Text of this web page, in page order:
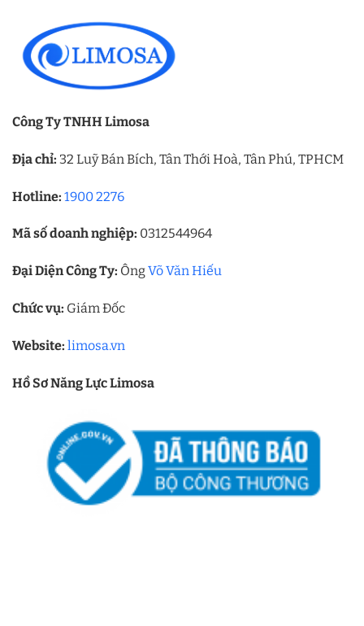
Công Ty TNHH Limosa
Địa chỉ: 32 Luỹ Bán Bích, Tân Thới Hoà, Tân Phú, TPHCM
Hotline: 1900 2276
Mã số doanh nghiệp: 0312544964
Đại Diện Công Ty: ÔngVõ Văn Hiếu
Chức vụ: Giám Đốc
Website: limosa.vn
Hồ Sơ Năng Lực Limosa